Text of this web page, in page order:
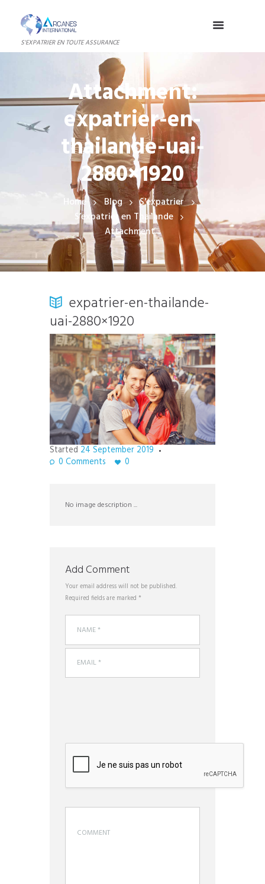
S'EXPATRIER EN TOUTE ASSURANCE
Attachment:
expatrier-en-
thailande-uai-
2880×1920
Home Blog
S'expatrier
S’expatrier en Thaïlande
Attachment...
expatrier-en-thailande-
uai-2880×1920
Started 24 September 2019
0 Comments 0
No image description ...
Add Comment
Your email address will not be published.
Required fields are marked *